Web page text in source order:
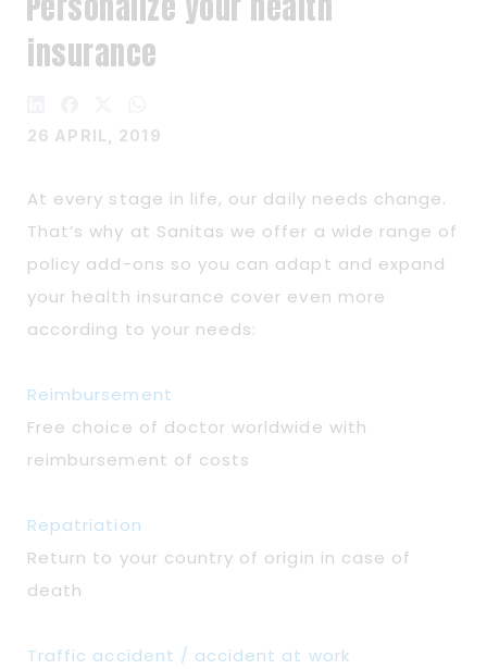
insurance
26 APRIL, 2019
At every stage in life, our daily needs change.
That’s why at Sanitas we offer a wide range of
policy add-ons so you can adapt and expand
your health insurance cover even more
according to your needs:
Reimbursement
Free choice of doctor worldwide with
reimbursement of costs
Repatriation
Return to your country of origin in case of
death
Traffic accident / accident at work